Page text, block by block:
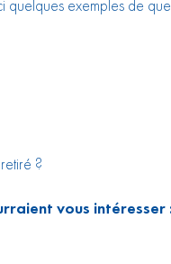
quelques exemples de
?
vous intéresser